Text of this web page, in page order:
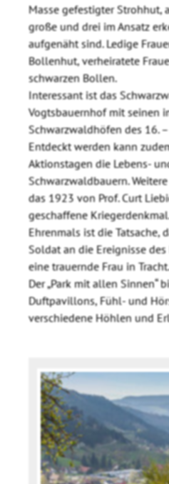
Masse gefestigter Strohhut,
große und drei im Ansatz
aufgenäht sind. Ledige
Bollenhut, verheiratete
schwarzen Bollen.
Interessant ist das
Vogtsbauernhof mit seinen
Schwarzwaldhöfen des 16.
Entdeckt werden kann
Aktionstagen die Lebens-
Schwarzwaldbauern.
das 1923 von Prof. Curt
geschaffene
Ehrenmals ist die Tatsache,
Soldat an die Ereignisse
eine trauernde Frau in Tracht.
Der „Park mit allen Sinnen“
Duftpavillons, Fühl- und
verschiedene Höhlen und